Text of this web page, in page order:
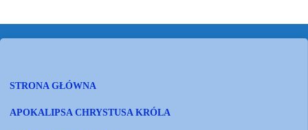
STRONA GŁÓWNA
APOKALIPSA CHRYSTUSA KRÓLA